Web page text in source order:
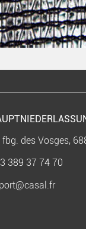
fbg. des Vosges,
389 37 74 70